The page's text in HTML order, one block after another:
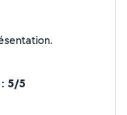
encore renseigné ma présentation.
: 5/5